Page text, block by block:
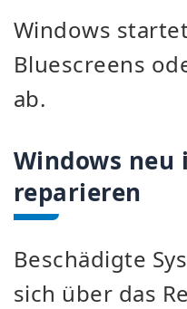
Windows
Bluescreens
ab.
Windows
reparieren
Beschädigte
sich über das